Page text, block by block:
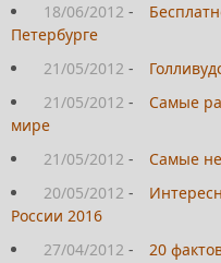
18/06/2012 -
Петербурге
21/05/2012 -
21/05/2012 -
Самые
мире
21/05/2012 -
Самые
20/05/2012 -
России 2016
27/04/2012 -
20